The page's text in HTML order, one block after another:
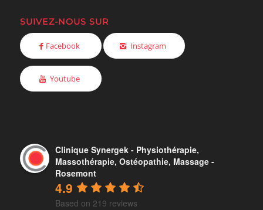
SUIVEZ-NOUS SUR
Facebook Instagram
Youtube
Clinique Synergek - Physiothérapie,
Massothérapie, Ostéopathie, Massage -
Rosemont
4.9
Based on 219 reviews